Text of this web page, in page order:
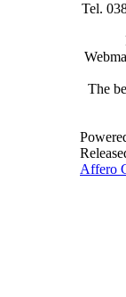
Tel.
The
Affero